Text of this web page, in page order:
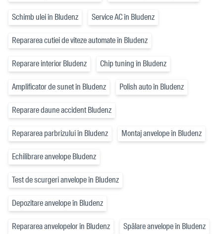
Schimb ulei în Bludenz Service AC în Bludenz
Repararea cutiei de viteze automate în Bludenz
Reparare interior Bludenz Chip tuning în Bludenz
Amplificator de sunet în Bludenz Polish auto în Bludenz
Reparare daune accident Bludenz
Repararea parbrizului în Bludenz Montaj anvelope în Bludenz
Echilibrare anvelope Bludenz
Test de scurgeri anvelope în Bludenz
Depozitare anvelope în Bludenz
Repararea anvelopelor în Bludenz Spălare anvelope în Bludenz